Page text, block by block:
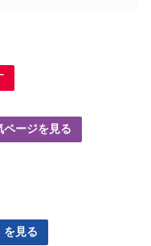
ージを見る
見る